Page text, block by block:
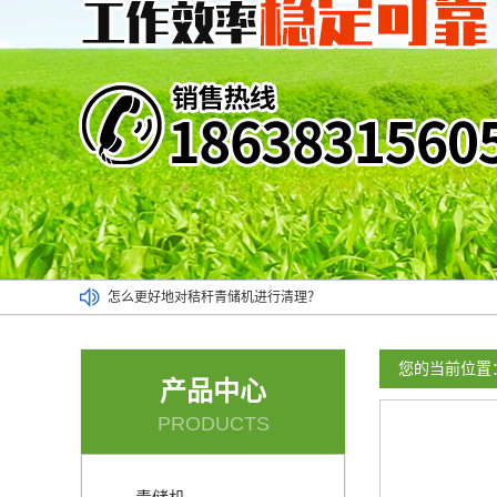
怎么更好地对秸秆青储机进行清理？
应该按照操作流程使用小型青储机
青贮收割机可以将作物收割得很干净
您的当前位
产品中心
PRODUCTS